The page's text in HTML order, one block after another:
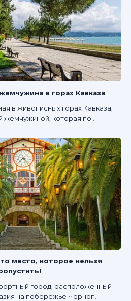
в горах Кавказа
в живописных горах Кавказа,
жемчужиной, которая по...
место, которое нельзя
город, расположенный
на побережье Черног...